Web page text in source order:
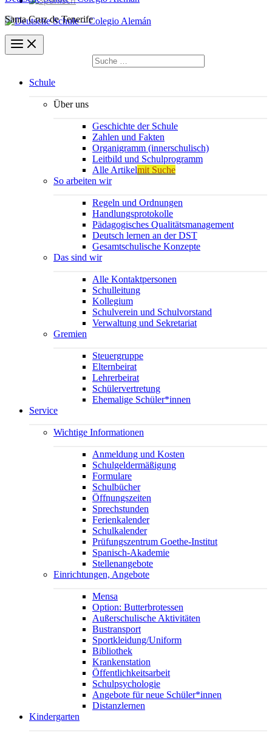
Santa Cruz de Tenerife
Suchen
nach:
Schule
Über uns
Geschichte der Schule
Zahlen und Fakten
Organigramm (innerschulisch)
Leitbild und Schulprogramm
Alle Artikelmit Suche
So arbeiten wir
Regeln und Ordnungen
Handlungsprotokolle
Pädagogisches Qualitätsmanagement
Deutsch lernen an der DST
Gesamtschulische Konzepte
Das sind wir
Alle Kontaktpersonen
Schulleitung
Kollegium
Schulverein und Schulvorstand
Verwaltung und Sekretariat
Gremien
Steuergruppe
Elternbeirat
Lehrerbeirat
Schülervertretung
Ehemalige Schüler*innen
Service
Wichtige Informationen
Anmeldung und Kosten
Schulgeldermäßigung
Formulare
Schulbücher
Öffnungszeiten
Sprechstunden
Ferienkalender
Schulkalender
Prüfungszentrum Goethe-Institut
Spanisch-Akademie
Stellenangebote
Einrichtungen, Angebote
Mensa
Option: Butterbrotessen
Außerschulische Aktivitäten
Bustransport
Sportkleidung/Uniform
Bibliothek
Krankenstation
Öffentlichkeitsarbeit
Schulpsychologie
Angebote für neue Schüler*innen
Distanzlernen
Kindergarten